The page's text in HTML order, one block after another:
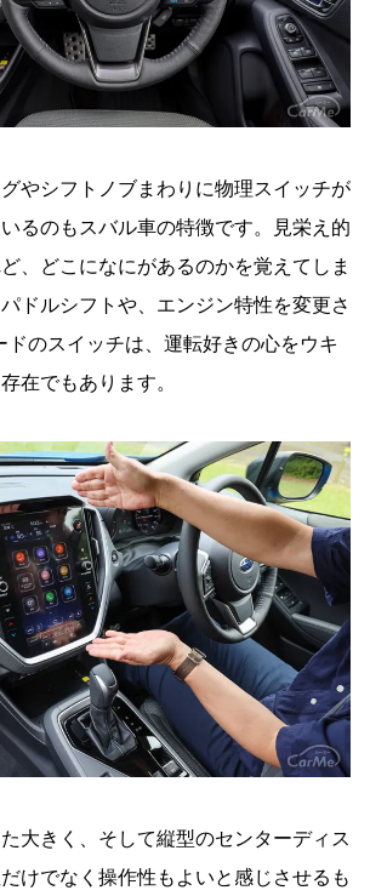
やシフトノブまわりに物理スイッチが
るのもスバル車の特徴です。見栄え的
、どこになにがあるのかを覚えてしま
ドルシフトや、エンジン特性を変更さ
ドのスイッチは、運転好きの心をウキ
在でもあります。
大きく、そして縦型のセンターディス
けでなく操作性もよいと感じさせるも